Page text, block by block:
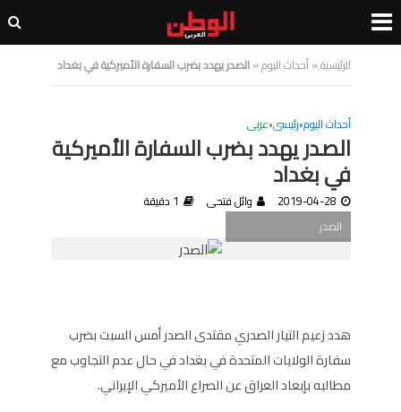
الرئيسية»أحداث اليوم»الصدر يهدد بضرب السفارة الأميركية في بغداد
أحداث اليوم•رئيسى•عربى
الصدر يهدد بضرب السفارة الأميركية
في بغداد
2019-04-28 وائل فتحى
1 دقيقة
الصدر
هدد زعيم التيار الصدري مقتدى الصدر أمس السبت بضرب
سفارة الولايات المتحدة في بغداد في حال عدم التجاوب مع
مطالبه بإبعاد العراق عن الصراع الأميركي الإيراني.